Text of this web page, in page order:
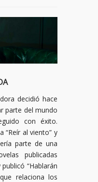
decidió hace
parte del mundo
con éxito.
“Reír al viento” y
parte de una
publicadas
“Hablarán
relaciona los